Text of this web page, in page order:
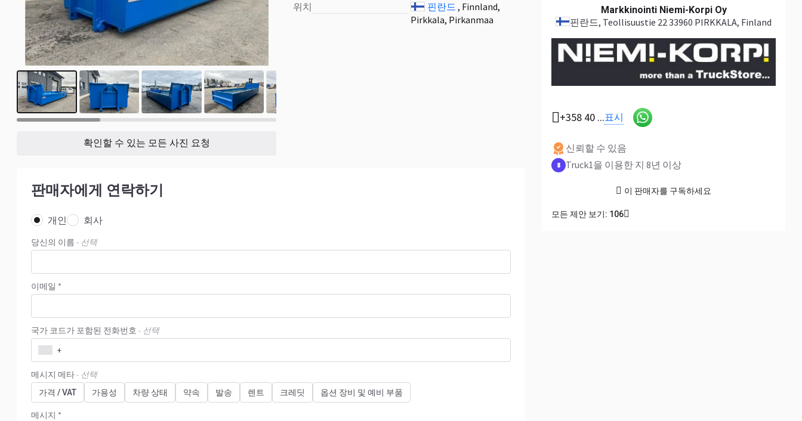
확인할 수 있는 모든 사진 요청
위치
핀란드 , Finnland,
Pirkkala, Pirkanmaa
판매자에게 연락하기
개인 회사
당신의 이름 - 선택
이메일 *
국가 코드가 포함된 전화번호 - 선택
+
메시지 메타- 선택
가격 / VAT 가용성 차량 상태 약속 발송 렌트 크레딧 옵션 장비 및 예비 부품
메시지 *
Markkinointi Niemi-Korpi Oy
핀란드, Teollisuustie 22 33960 PIRKKALA, Finland
+358 40 ...표시
신뢰할 수 있음
8 Truck1을 이용한 지 8년 이상
이 판매자를 구독하세요
모든 제안 보기: 106